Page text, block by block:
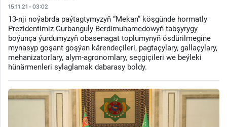
15.11.21 - 03:02
13-nji noýabrda paýtagtymyzyň “Mekan” köşgünde hormatly
Prezidentimiz Gurbanguly Berdimuhamedowyň tabşyrygy
boýunça ýurdumyzyň obasenagat toplumynyň ösdürilmegine
mynasyp goşant goşýan kärendeçileri, pagtaçylary, gallaçylary,
mehanizatorlary, alym-agronomlary, seçgiçileri we beýleki
hünärmenleri sylaglamak dabarasy boldy.